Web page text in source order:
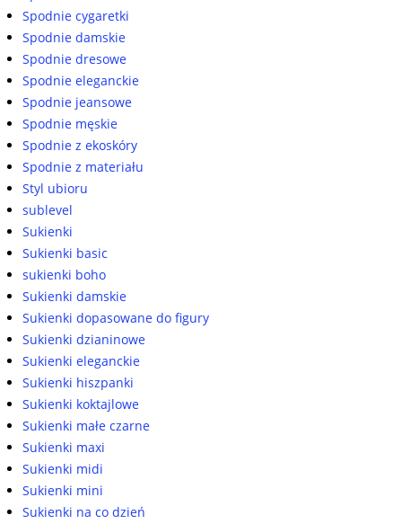
Spodnie cygaretki
Spodnie damskie
Spodnie dresowe
Spodnie eleganckie
Spodnie jeansowe
Spodnie męskie
Spodnie z ekoskóry
Spodnie z materiału
Styl ubioru
sublevel
Sukienki
Sukienki basic
sukienki boho
Sukienki damskie
Sukienki dopasowane do figury
Sukienki dzianinowe
Sukienki eleganckie
Sukienki hiszpanki
Sukienki koktajlowe
Sukienki małe czarne
Sukienki maxi
Sukienki midi
Sukienki mini
Sukienki na co dzień